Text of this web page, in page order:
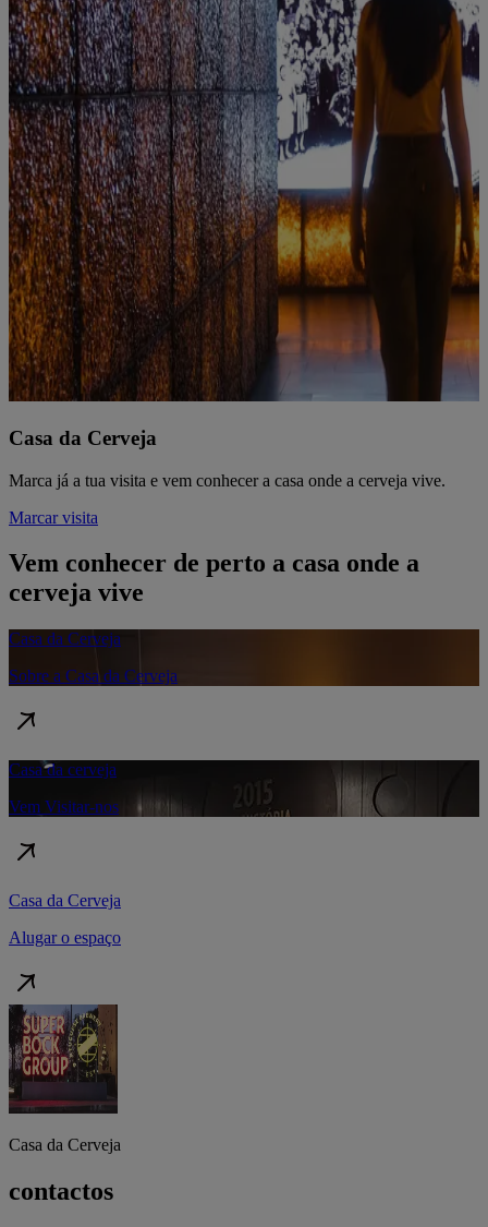
Casa da Cerveja
Marca já a tua visita e vem conhecer a casa onde a cerveja vive.
Marcar visita
Vem conhecer de perto a casa onde a
cerveja vive
Casa da Cerveja
Sobre a Casa da Cerveja
Casa da cerveja
Vem Visitar-nos
Casa da Cerveja
Alugar o espaço
Casa da Cerveja
contactos